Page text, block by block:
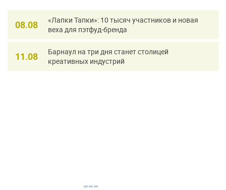
08.08
«Лапки Тапки»: 10 тысяч участников и новая
веха для пэтфуд-бренда
11.08
Барнаул на три дня станет столицей
креативных индустрий